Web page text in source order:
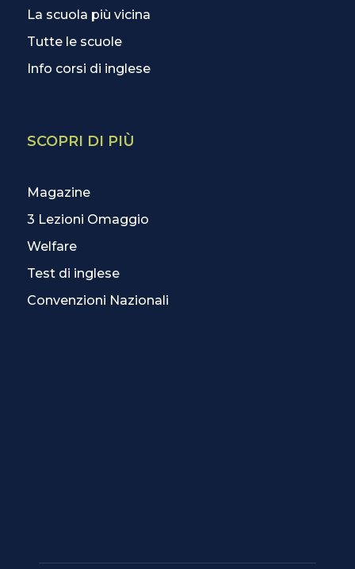
La scuola più vicina
Tutte le scuole
Info corsi di inglese
SCOPRI DI PIÙ
Magazine
3 Lezioni Omaggio
Welfare
Test di inglese
Convenzioni Nazionali